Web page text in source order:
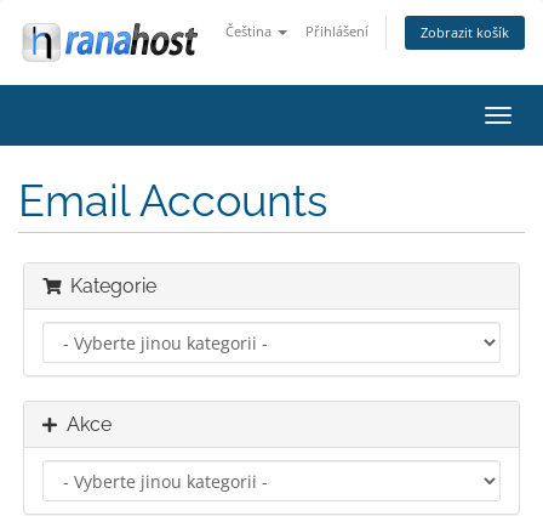
Čeština Přihlášení Zobrazit košík
Email Accounts
Kategorie
Akce